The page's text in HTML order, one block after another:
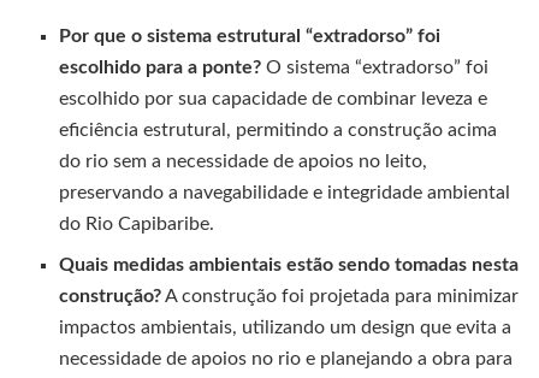
Por que o sistema estrutural “extradorso” foi
escolhido para a ponte? O sistema “extradorso” foi
escolhido por sua capacidade de combinar leveza e
eficiência estrutural, permitindo a construção acima
do rio sem a necessidade de apoios no leito,
preservando a navegabilidade e integridade ambiental
do Rio Capibaribe.
Quais medidas ambientais estão sendo tomadas nesta
construção?A construção foi projetada para minimizar
impactos ambientais, utilizando um design que evita a
necessidade de apoios no rio e planejando a obra para